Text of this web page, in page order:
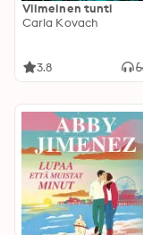
Viimeinen tunti
Carla Kovach
3.8